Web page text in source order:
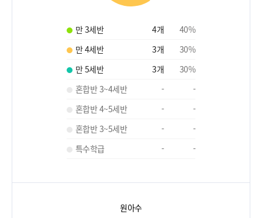
만 3세반 4개 40%
만 4세반
3개 30%
만 5세반
3개 30%
혼합반 3~4세반
-
-
혼합반 4~5세반
-
-
혼합반 3~5세반
-
-
특수학급
- -
원아수